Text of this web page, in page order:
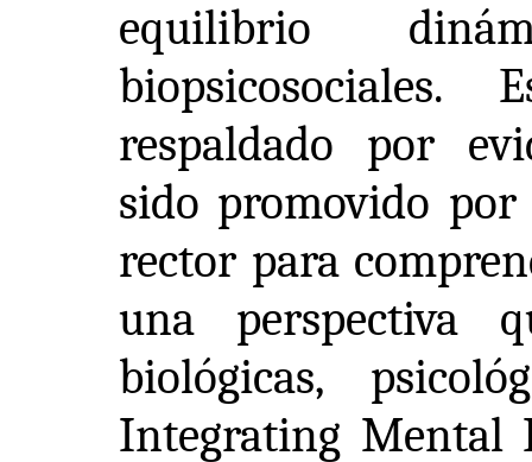
equilibrio
biopsicosociales.
respaldado por
sido promovido
rector para
una perspectiva
biológicas,
Integrating Mental